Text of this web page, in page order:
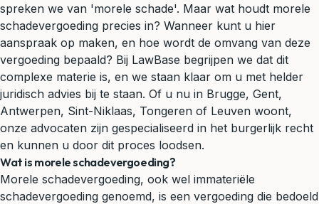
spreken we van 'morele schade'. Maar wat houdt morele
schadevergoeding precies in? Wanneer kunt u hier
aanspraak op maken, en hoe wordt de omvang van deze
vergoeding bepaald? Bij LawBase begrijpen we dat dit
complexe materie is, en we staan klaar om u met helder
juridisch advies bij te staan. Of u nu in Brugge, Gent,
Antwerpen, Sint-Niklaas, Tongeren of Leuven woont,
onze advocaten zijn gespecialiseerd in het burgerlijk recht
en kunnen u door dit proces loodsen.
Wat is morele schadevergoeding?
Morele schadevergoeding, ook wel immateriële
schadevergoeding genoemd, is een vergoeding die bedoeld